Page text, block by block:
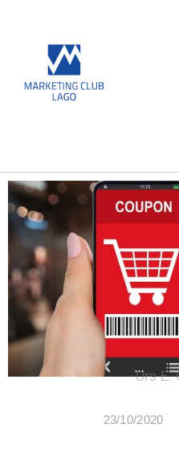
Urs E.
23/10/2020